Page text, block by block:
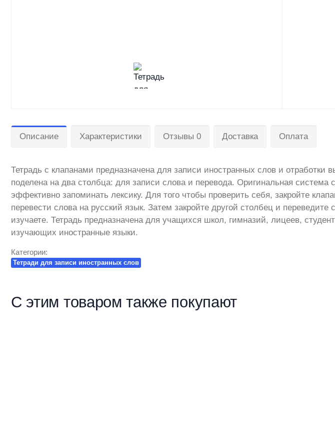
Описание Характеристики Отзывы 0 Доставка Оплата
Тетрадь с клапанами предназначена для записи иностранных слов и отработки
поделена на два столбца: для записи слова и перевода. Оригинальная система
эффективно запоминать лексику. Для того чтобы проверить себя, закройте
перевести слова на русский язык. Затем закройте другой столбец и переведите
изучаете. Тетрадь предназначена для учащихся школ, гимназий, лицеев,
изучающих иностранные языки.
Категории:
Тетради для записи иностранных слов
С этим товаром также покупают